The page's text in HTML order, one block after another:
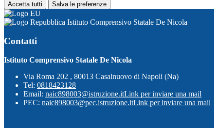
Accetta tutti Salva le preferenze
Istituto Comprensivo Statale De Nicola
Contatti
Istituto Comprensivo Statale De Nicola
Via Roma 202 , 80013 Casalnuovo di Napoli (Na)
Tel: 0818423128
Email: naic898003@istruzione.itLink per inviare una mail
PEC: naic898003@pec.istruzione.itLink per inviare una mail